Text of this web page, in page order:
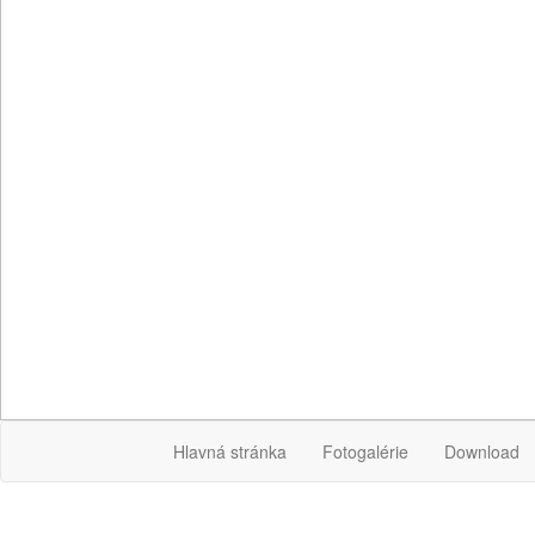
Hlavná stránka Fotogalérie Download